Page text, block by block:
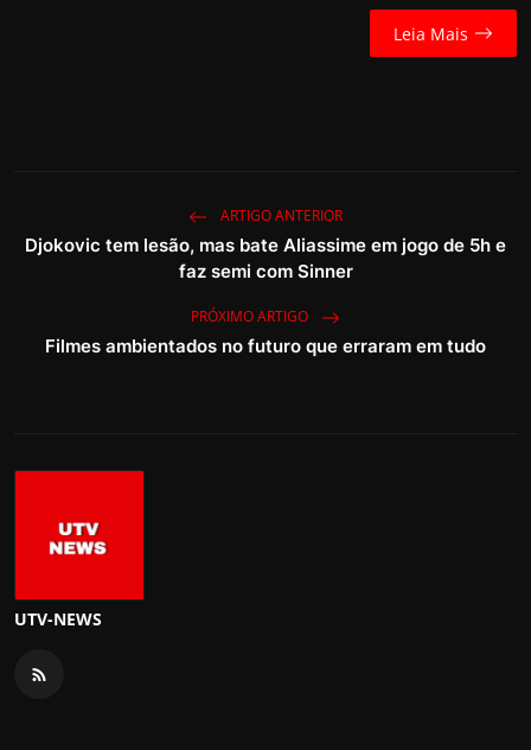
Leia Mais
ARTIGO ANTERIOR
Djokovic tem lesão, mas bate Aliassime em jogo de 5h e
faz semi com Sinner
PRÓXIMO ARTIGO
Filmes ambientados no futuro que erraram em tudo
UTV-NEWS